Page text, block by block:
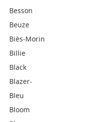
Besson
Beuze
Biès-Morin
Billie
Black
Blazer-
Bleu
Bloom